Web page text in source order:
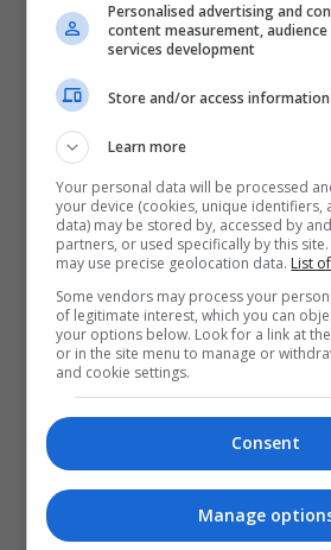
09:37 | 2026-08-04
Personalised advertising and
content measurement, audience
services development
Store and/or access
Learn more
Your personal data will be processed
your device (cookies, unique identifiers,
data) may be stored by, accessed by
partners, or used specifically by this
may use precise geolocation data. List
Some vendors may process your
of legitimate interest, which you can
your options below. Look for a link at
or in the site menu to manage or
and cookie settings.
Consent
Manage